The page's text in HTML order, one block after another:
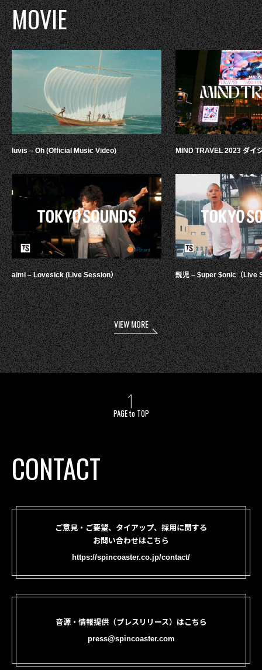
MOVIE
luvis – Oh (Official Music Video)
aimi – Lovesick (Live Session）
MIND TRAVEL 2023 ダイ
鋭児 – $uper $onic（Live
VIEW MORE
PAGE to TOP
CONTACT
ご意見・ご要望、タイアップ、採用に関する
お問い合わせはこちら
https://spincoaster.co.jp/contact/
音源・情報提供（プレスリリース）はこちら
press@spincoaster.com